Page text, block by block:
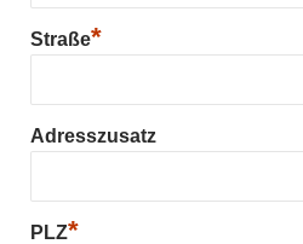
Straße*
Adresszusatz
PLZ*